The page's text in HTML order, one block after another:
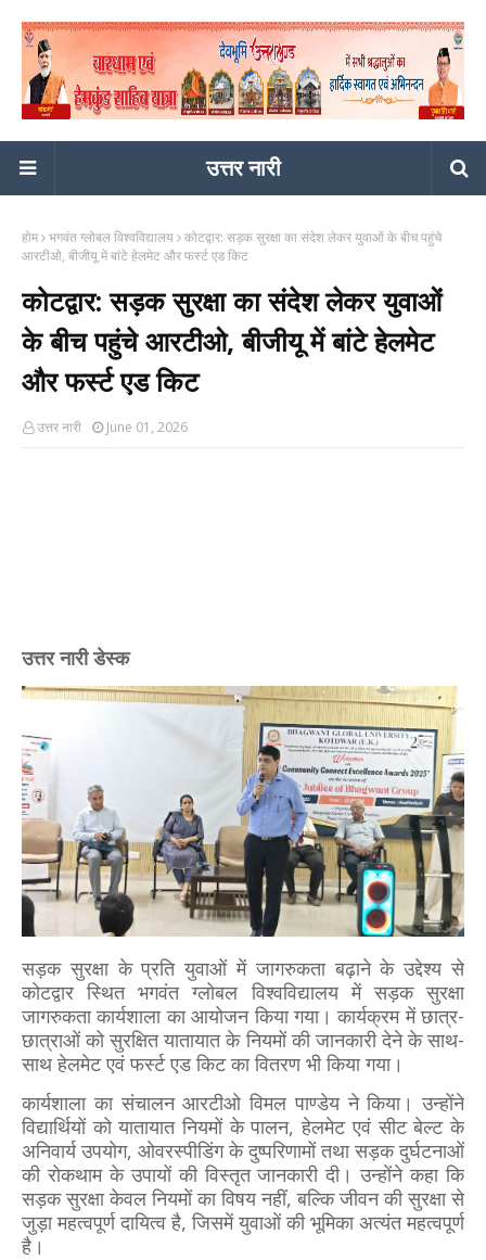
उत्तर नारी
होम भगवंत ग्लोबल विश्वविद्यालय कोटद्वार: सड़क सुरक्षा का संदेश लेकर युवाओं के बीच पहुंचे
आरटीओ, बीजीयू में बांटे हेलमेट और फर्स्ट एड किट
कोटद्वार: सड़क सुरक्षा का संदेश लेकर युवाओं
के बीच पहुंचे आरटीओ, बीजीयू में बांटे हेलमेट
और फर्स्ट एड किट
उत्तर नारी June 01, 2026
उत्तर नारी डेस्क
सड़क सुरक्षा के प्रति युवाओं में जागरुकता बढ़ाने के उद्देश्य से
कोटद्वार स्थित भगवंत ग्लोबल विश्वविद्यालय में सड़क सुरक्षा
जागरुकता कार्यशाला का आयोजन किया गया। कार्यक्रम में छात्र-
छात्राओं को सुरक्षित यातायात के नियमों की जानकारी देने के साथ-
साथ हेलमेट एवं फर्स्ट एड किट का वितरण भी किया गया।
कार्यशाला का संचालन आरटीओ विमल पाण्डेय ने किया। उन्होंने
विद्यार्थियों को यातायात नियमों के पालन, हेलमेट एवं सीट बेल्ट के
अनिवार्य उपयोग, ओवरस्पीडिंग के दुष्परिणामों तथा सड़क दुर्घटनाओं
की रोकथाम के उपायों की विस्तृत जानकारी दी। उन्होंने कहा कि
सड़क सुरक्षा केवल नियमों का विषय नहीं, बल्कि जीवन की सुरक्षा से
जुड़ा महत्वपूर्ण दायित्व है, जिसमें युवाओं की भूमिका अत्यंत महत्वपूर्ण
है।